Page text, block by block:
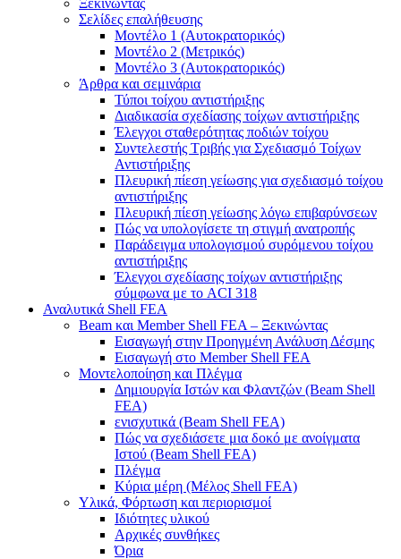
Ξεκινώντας
Σελίδες επαλήθευσης
Μοντέλο 1 (Αυτοκρατορικός)
Μοντέλο 2 (Μετρικός)
Μοντέλο 3 (Αυτοκρατορικός)
Άρθρα και σεμινάρια
Τύποι τοίχου αντιστήριξης
Διαδικασία σχεδίασης τοίχων αντιστήριξης
Έλεγχοι σταθερότητας ποδιών τοίχου
Συντελεστής Τριβής για Σχεδιασμό Τοίχων
Αντιστήριξης
Πλευρική πίεση γείωσης για σχεδιασμό τοίχου
αντιστήριξης
Πλευρική πίεση γείωσης λόγω επιβαρύνσεων
Πώς να υπολογίσετε τη στιγμή ανατροπής
Παράδειγμα υπολογισμού συρόμενου τοίχου
αντιστήριξης
Έλεγχοι σχεδίασης τοίχων αντιστήριξης
σύμφωνα με το ACI 318
Αναλυτικά Shell FEA
Beam και Member Shell FEA – Ξεκινώντας
Εισαγωγή στην Προηγμένη Ανάλυση Δέσμης
Εισαγωγή στο Member Shell FEA
Μοντελοποίηση και Πλέγμα
Δημιουργία Ιστών και Φλαντζών (Beam Shell
FEA)
ενισχυτικά (Beam Shell FEA)
Πώς να σχεδιάσετε μια δοκό με ανοίγματα
Ιστού (Beam Shell FEA)
Πλέγμα
Κύρια μέρη (Μέλος Shell FEA)
Υλικά, Φόρτωση και περιορισμοί
Ιδιότητες υλικού
Αρχικές συνθήκες
Όρια